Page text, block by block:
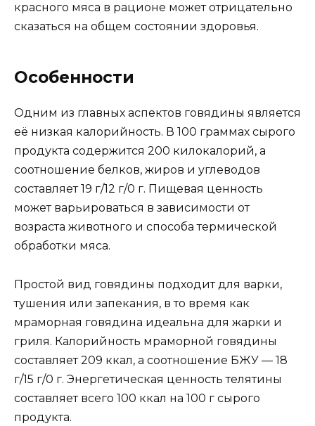
красного мяса в рационе может отрицательно
сказаться на общем состоянии здоровья.
Особенности
Одним из главных аспектов говядины является
её низкая калорийность. В 100 граммах сырого
продукта содержится 200 килокалорий, а
соотношение белков, жиров и углеводов
составляет 19 г/12 г/0 г. Пищевая ценность
может варьироваться в зависимости от
возраста животного и способа термической
обработки мяса.
Простой вид говядины подходит для варки,
тушения или запекания, в то время как
мраморная говядина идеальна для жарки и
гриля. Калорийность мраморной говядины
составляет 209 ккал, а соотношение БЖУ — 18
г/15 г/0 г. Энергетическая ценность телятины
составляет всего 100 ккал на 100 г сырого
продукта.